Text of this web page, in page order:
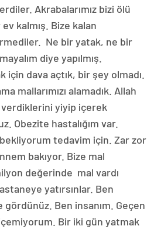
Akrabalarımız bizi ölü
kalmış. Bize kalan
Ne bir yatak, ne bir
diye yapılmış.
için dava açtık, bir şey olmadı.
mallarımızı alamadık. Allah
verdiklerini yiyip içerek
Obezite hastalığım var.
tedavim için. Zar zor
bakıyor. Bize mal
değerinde mal vardı
yatırsınlar. Ben
gördünüz. Ben insanım. Geçen
Bir iki gün yatmak